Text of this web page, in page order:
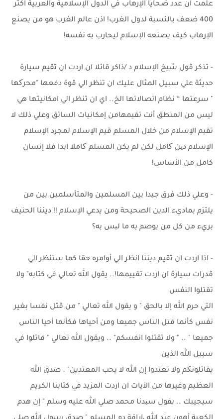
علمت أن عدد ضحايا الإرهاب في الدول الإسلامية والعربية أكثر
400 ضعف بالنسبة لدول الغرب! اذن عالم الغرب هو من يصنع
الإرهاب كيف يصنعه الإسلام ليحارب به نفسه!
- تذكر قول شيخ الإسلام د /ذاكر قائلا ان اردت ان تقيم سيارة
حديثة علي سبيل المثال عليك ان تنظر الي قوة دفعها "محرکها
" سرعتها “ نظام اتصالاتها الخ.. اي ان تنظر الي امكانيتها هي
ليس من المنطق أنت تقيمهامن إمكانيات السائق وعلي ذلك لا
تقيم الإسلام من خلال المسلم قيم الإسلام لمجرد الإسلام
الإسلام دین کامل لكن لم يكن المسلم کاملا ابدا فلا إنسان
كامل من الأساس!
- وعلي ذلك فرق جيدا بين المسلمين والمتأسلمين بين من
يلتزم بماديء الدين الصحيحة ومن يدعي الإسلام !! ديننا الحنيف
بريء من كل من يوصم به ما لیس به؟
- اذا اردت ان تقيم ديننا انظر الي أوامره حقا كما ستنظر الي
قدرات سيارة ان اردت تقييمها!.. يقول الله تعالي في كتابه" ولا
تقتلوا النفس
التي حرم الله إلا بالحق " و يقول الله تعالي " من قتل نفسا بغير
نفس كأنما قتل الناس جميعا ومن أحياها فكأنما أحيا الناس
جميعا " .. " ولا تقتلوا انفسكم" .. ويقول الله تعالي " قاتلوا في
سبيل الله الذين
يقاتلونکم ولا تعتدوا إن الله لا يحب المعتدين" . صدق الله
العظيم وغيرها من الآيات ان اردت المزيد في كتابنا الكريم
سيجيبك .. يقول سیدنا محمد صلي الله عليه وسلم " إن هدم